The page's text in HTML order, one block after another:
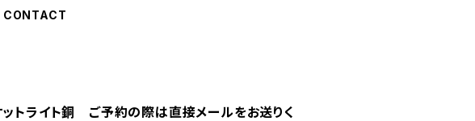
CONTACT
ットライト銅 ご予約の際は直接メールをお送りく